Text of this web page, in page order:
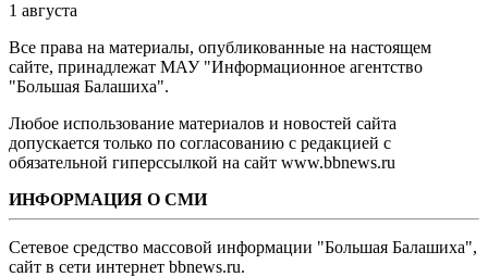
1 августа
Все права на материалы, опубликованные на настоящем
сайте, принадлежат МАУ "Информационное агентство
"Большая Балашиха".
Любое использование материалов и новостей сайта
допускается только по согласованию с редакцией с
обязательной гиперссылкой на сайт www.bbnews.ru
ИНФОРМАЦИЯ О СМИ
Сетевое средство массовой информации "Большая Балашиха",
сайт в сети интернет bbnews.ru.